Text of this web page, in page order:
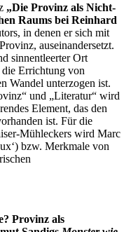
„Die Provinz als Nicht-
Raums bei Reinhard
in denen er sich mit
auseinandersetzt.
sinnentleerter Ort
Errichtung von
Wandel unterzogen ist.
und „Literatur“ wird
Element, das den
ist. Für die
Mühleckers wird Marc
bzw. Merkmale von
Provinz als